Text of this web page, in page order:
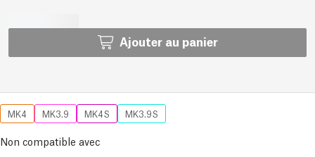
Ajouter au panier
MK4 MK3.9 MK4S MK3.9S
Non compatible avec